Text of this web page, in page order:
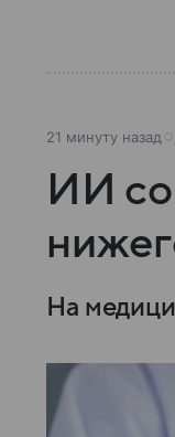
21 минуту назад
ИИ
На